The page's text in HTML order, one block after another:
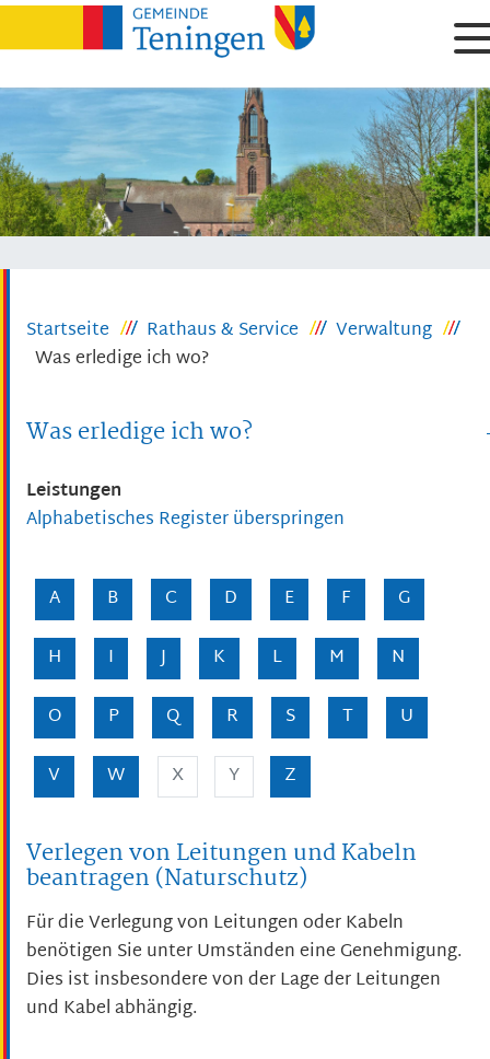
Startseite Rathaus & Service
Verwaltung
Was erledige ich wo?
Was erledige ich wo?
Leistungen
Alphabetisches Register überspringen
A B C D E F
G
H
I J K L M
N
O
P Q R S T
U
V
W X Y Z
Verlegen von Leitungen und Kabeln
beantragen (Naturschutz)
Für die Verlegung von Leitungen oder Kabeln
benötigen Sie unter Umständen eine Genehmigung.
Dies ist insbesondere von der Lage der Leitungen
und Kabel abhängig.